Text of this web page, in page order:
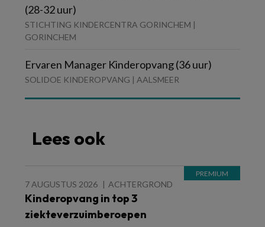
(28-32 uur)
STICHTING KINDERCENTRA GORINCHEM |
GORINCHEM
Ervaren Manager Kinderopvang (36 uur)
SOLIDOE KINDEROPVANG | AALSMEER
Lees ook
7 AUGUSTUS 2026 ACHTERGROND
Kinderopvang in top 3
ziekteverzuimberoepen